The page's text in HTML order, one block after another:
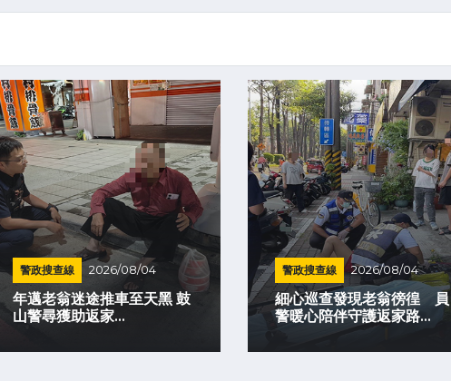
警政搜查線 2026/08/04
年邁老翁迷途推車至天黑 鼓
山警尋獲助返家...
警政搜查線 2026/08/04
細心巡查發現老翁徬徨 員
警暖心陪伴守護返家路...